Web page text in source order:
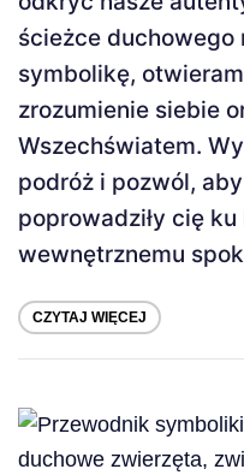
ścieżce
symbolikę,
zrozumienie siebie
Wszechświatem.
podróż i pozwól,
poprowadziły cię ku
wewnętrznemu
CZYTAJ WIĘCEJ